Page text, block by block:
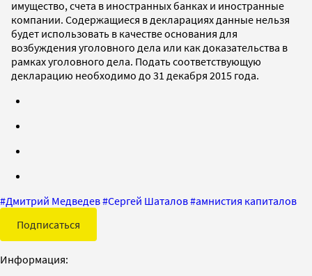
имущество, счета в иностранных банках и иностранные
компании. Содержащиеся в декларациях данные нельзя
будет использовать в качестве основания для
возбуждения уголовного дела или как доказательства в
рамках уголовного дела. Подать соответствующую
декларацию необходимо до 31 декабря 2015 года.
#Дмитрий Медведев#Сергей Шаталов#амнистия капиталов
Подписаться
Информация: